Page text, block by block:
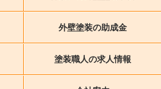
外壁塗装の助成金
塗装職人の求人情報